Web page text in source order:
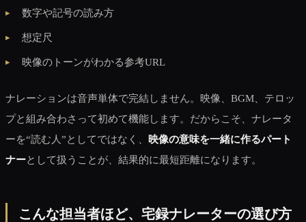
数字や記号の読み方
想定尺
映像のトーンがわかる参考URL
ナレーションは音声単体で完結しません。映像、BGM、テロッ
プと組み合わさって初めて機能します。だからこそ、ナレータ
ーを“読む人”としてではなく、 映像の意味を一緒に作るパート
ナーとして扱うことが、結果的に最短距離になります。
こんな担当者ほど、宅録ナレーターの選び方